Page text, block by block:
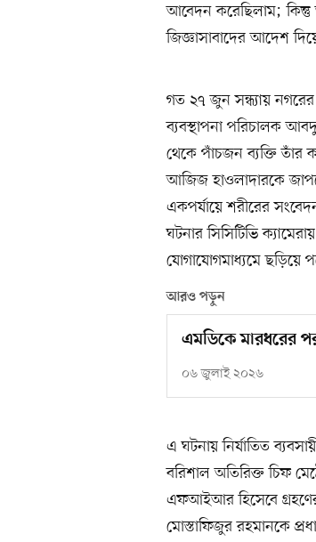
আবেদন করেছিলাম;
জিজ্ঞাসাবাদের আদেশ
গত ২৭ জুন সন্ধ্যায় নগরের
ব্যবস্থাপনা পরিচালক
থেকে পাঁচজন ব্যক্তি তাঁর
আজিজ হাওলাদারকে
একপর্যায়ে শরীরের
ঘটনার সিসিটিভি
যোগাযোগমাধ্যমে ছড়িয়ে
আরও পড়ুন
এমডিকে মারধরের
০৬ জুলাই ২০২৬
এ ঘটনায় নির্যাতিত
বরিশাল অতিরিক্ত চিফ
এফআইআর হিসেবে গ্রহণের
মোস্তাফিজুর রহমানকে